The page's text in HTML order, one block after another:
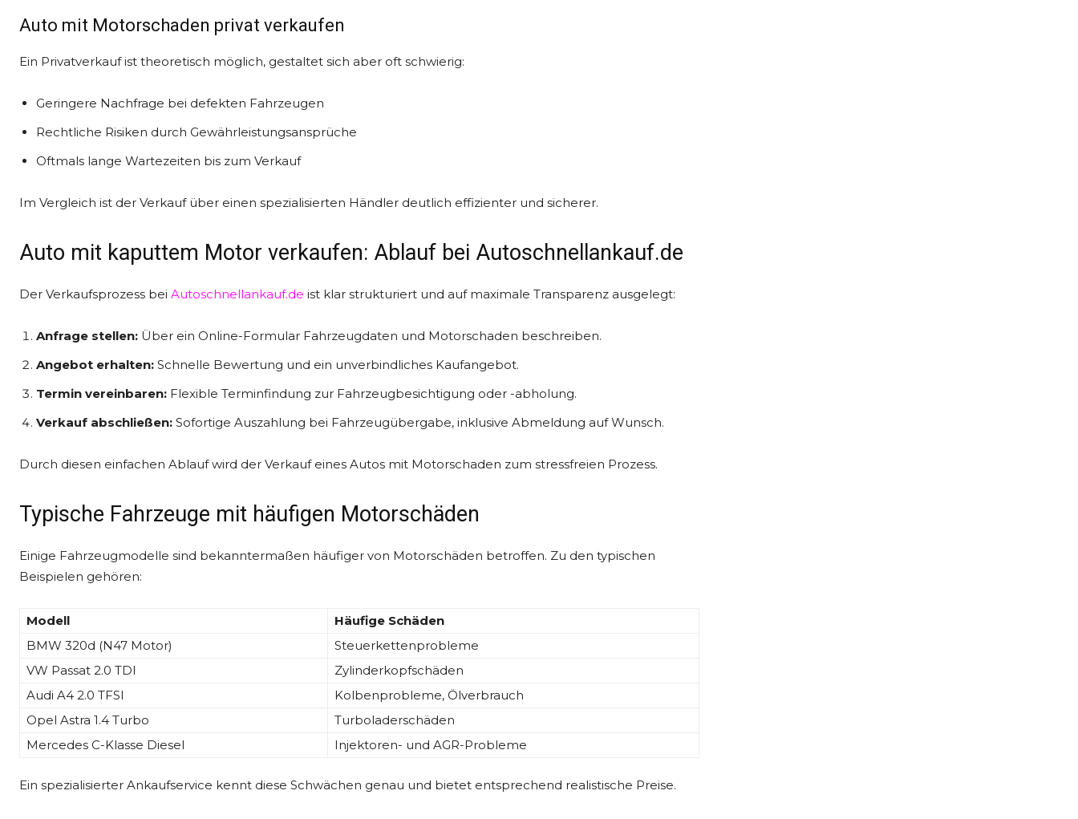
Auto mit Motorschaden privat verkaufen
Ein Privatverkauf ist theoretisch möglich, gestaltet sich aber oft schwierig:
Geringere Nachfrage bei defekten Fahrzeugen
Rechtliche Risiken durch Gewährleistungsansprüche
Oftmals lange Wartezeiten bis zum Verkauf
Im Vergleich ist der Verkauf über einen spezialisierten Händler deutlich effizienter und sicherer.
Auto mit kaputtem Motor verkaufen: Ablauf bei Autoschnellankauf.de
Der Verkaufsprozess bei Autoschnellankauf.de ist klar strukturiert und auf maximale Transparenz ausgelegt:
Anfrage stellen: Über ein Online-Formular Fahrzeugdaten und Motorschaden beschreiben.
Angebot erhalten: Schnelle Bewertung und ein unverbindliches Kaufangebot.
Termin vereinbaren: Flexible Terminfindung zur Fahrzeugbesichtigung oder -abholung.
Verkauf abschließen: Sofortige Auszahlung bei Fahrzeugübergabe, inklusive Abmeldung auf Wunsch.
Durch diesen einfachen Ablauf wird der Verkauf eines Autos mit Motorschaden zum stressfreien Prozess.
Typische Fahrzeuge mit häufigen Motorschäden
Einige Fahrzeugmodelle sind bekanntermaßen häufiger von Motorschäden betroffen. Zu den typischen
Beispielen gehören:
Modell
Häufige Schäden
BMW 320d (N47 Motor)
Steuerkettenprobleme
VW Passat 2.0 TDI
Zylinderkopfschäden
Audi A4 2.0 TFSI
Kolbenprobleme, Ölverbrauch
Opel Astra 1.4 Turbo
Turboladerschäden
Mercedes C-Klasse Diesel
Injektoren- und AGR-Probleme
Ein spezialisierter Ankaufservice kennt diese Schwächen genau und bietet entsprechend realistische Preise.